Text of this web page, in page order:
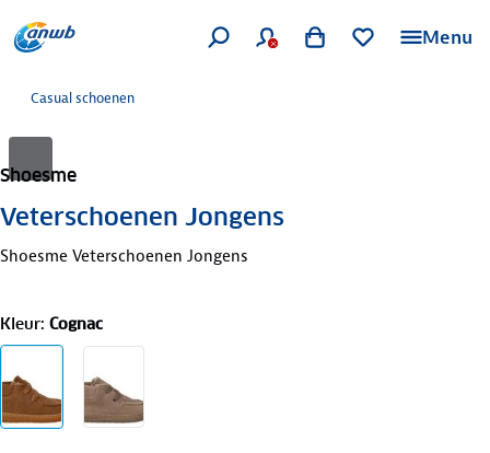
Menu
Casual schoenen
Shoesme
Veterschoenen Jongens
Shoesme Veterschoenen Jongens
Kleur: Cognac